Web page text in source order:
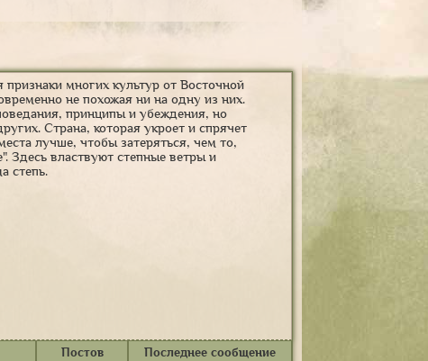
многих культур от Восточной
не похожая ни на одну из них.
принципы и убеждения, но
Страна, которая укроет и спрячет
лучше, чтобы затеряться, чем то,
Здесь властвуют степные ветры и
степь.
Постов Последнее сообщение